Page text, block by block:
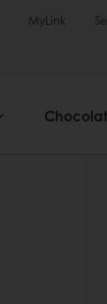
MyLink
Chocolat